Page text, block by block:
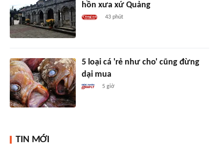
hồn xưa xứ Quảng
43 phút
5 loại cá 'rẻ như cho' cũng đừng
dại mua
5 giờ
TIN MỚI